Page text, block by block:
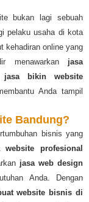
bukan lagi sebuah
pelaku usaha di kota
kehadiran online yang
menawarkan jasa
jasa bikin website
Anda tampil
Bandung?
bisnis yang
website profesional
jasa web design
Anda. Dengan
website bisnis di